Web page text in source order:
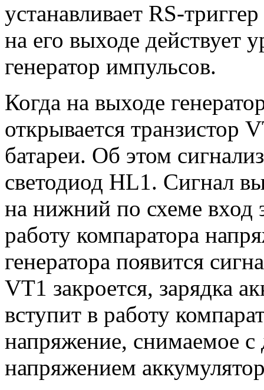
устанавливает RS-
на его выходе действует
генератор импульсов.
Когда на выходе
открывается транзистор
батареи. Об этом
светодиод HL1. Сигнал
на нижний по схеме вход
работу компаратора
генератора появится
VT1 закроется, зарядка
вступит в работу
напряжение, снимаемое с
напряжением